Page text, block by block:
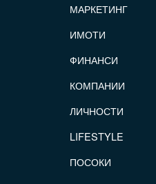
МАРКЕТИНГ
ИМОТИ
ФИНАНСИ
КОМПАНИИ
ЛИЧНОСТИ
LIFESTYLE
ПОСОКИ